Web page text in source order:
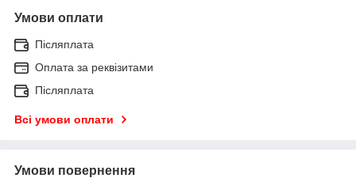
Умови оплати
Післяплата
Оплата за реквізитами
Післяплата
Всі умови оплати
Умови повернення